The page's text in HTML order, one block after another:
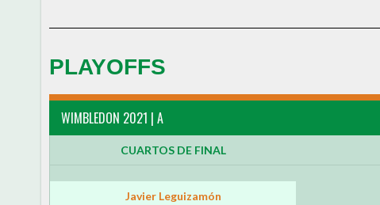
PLAYOFFS
WIMBLEDON 2021 | A
CUARTOS DE FINAL
Javier Leguizamón